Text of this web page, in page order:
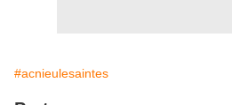
#acnieulesaintes